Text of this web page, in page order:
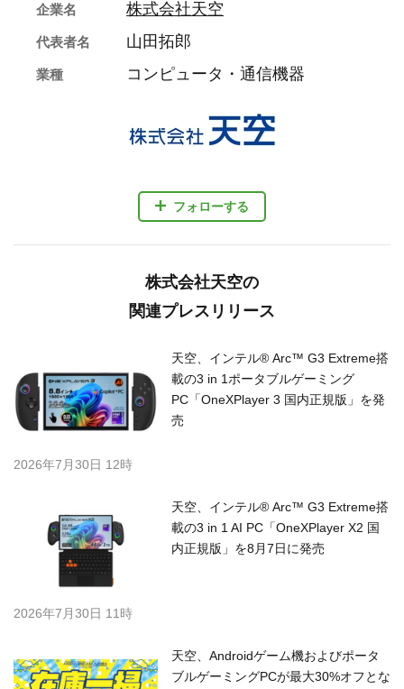
フォローする
企業名 株式会社天空
代表者名 山田拓郎
業種 コンピュータ・通信機器
株式会社天空の
関連プレスリリース
天空、インテル® Arc™ G3 Extreme搭
載の3 in 1ポータブルゲーミング
PC「OneXPlayer 3 国内正規版」を発
売
2026年7月30日 12時
天空、インテル® Arc™ G3 Extreme搭
載の3 in 1 AI PC「OneXPlayer X2 国
内正規版」を8月7日に発売
2026年7月30日 11時
天空、Androidゲーム機およびポータ
ブルゲーミングPCが最大30%オフとな